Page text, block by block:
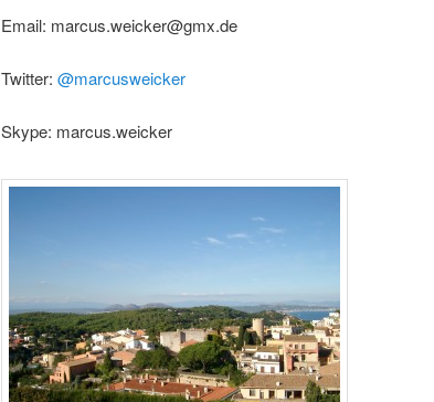
Email: marcus.weicker@gmx.de
Twitter: @marcusweicker
Skype: marcus.weicker